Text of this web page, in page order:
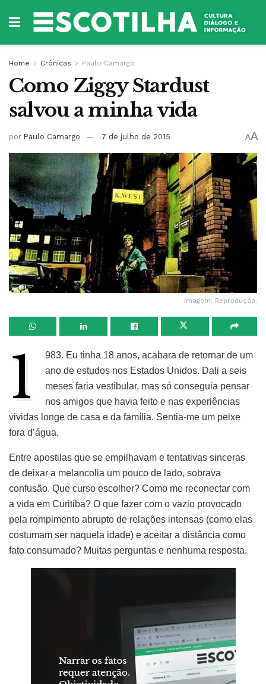
Home Crônicas Paulo Camargo
Como Ziggy Stardust
salvou a minha vida
por Paulo Camargo 7 de julho de 2015 AA
Imagem: Reprodução.
1
983. Eu tinha 18 anos, acabara de retornar de um
ano de estudos nos Estados Unidos. Dali a seis
meses faria vestibular, mas só conseguia pensar
nos amigos que havia feito e nas experiências
vividas longe de casa e da família. Sentia-me um peixe
fora d’água.
Entre apostilas que se empilhavam e tentativas sinceras
de deixar a melancolia um pouco de lado, sobrava
confusão. Que curso escolher? Como me reconectar com
a vida em Curitiba? O que fazer com o vazio provocado
pela rompimento abrupto de relações intensas (como elas
costumam ser naquela idade) e aceitar a distância como
fato consumado? Muitas perguntas e nenhuma resposta.